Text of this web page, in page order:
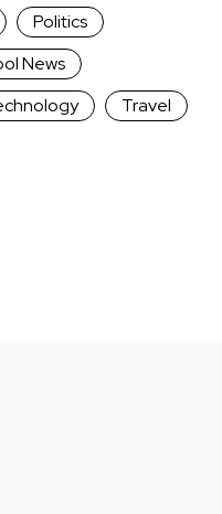
Politics
News
Travel